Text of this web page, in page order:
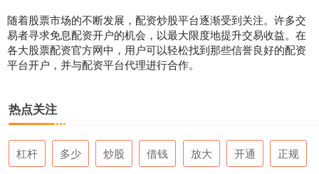
随着股票市场的不断发展，配资炒股平台逐渐受到关注。许多交
易者寻求免息配资开户的机会，以最大限度地提升交易收益。在
各大股票配资官方网中，用户可以轻松找到那些信誉良好的配资
平台开户，并与配资平台代理进行合作。
热点关注
杠杆 多少 炒股 借钱 放大 开通 正规